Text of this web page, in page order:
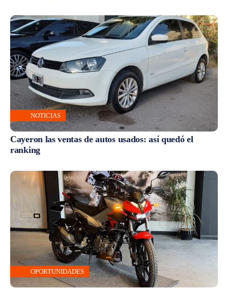
NOTICIAS
Cayeron las ventas de autos usados: así quedó el
ranking
OPORTUNIDADES